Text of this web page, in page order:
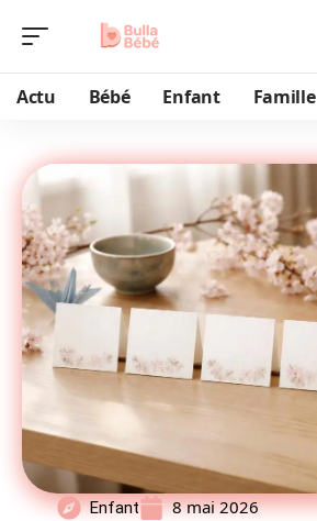
Actu Bébé Enfant Famille
Enfant 8 mai 2026